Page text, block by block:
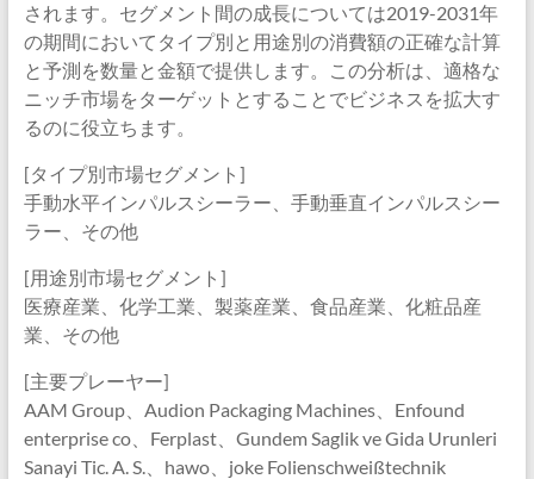
されます。セグメント間の成長については2019-2031年
の期間においてタイプ別と用途別の消費額の正確な計算
と予測を数量と金額で提供します。この分析は、適格な
ニッチ市場をターゲットとすることでビジネスを拡大す
るのに役立ちます。
[タイプ別市場セグメント]
手動水平インパルスシーラー、手動垂直インパルスシー
ラー、その他
[用途別市場セグメント]
医療産業、化学工業、製薬産業、食品産業、化粧品産
業、その他
[主要プレーヤー]
AAM Group、Audion Packaging Machines、Enfound
enterprise co、Ferplast、Gundem Saglik ve Gida Urunleri
Sanayi Tic. A. S.、hawo、joke Folienschweißtechnik